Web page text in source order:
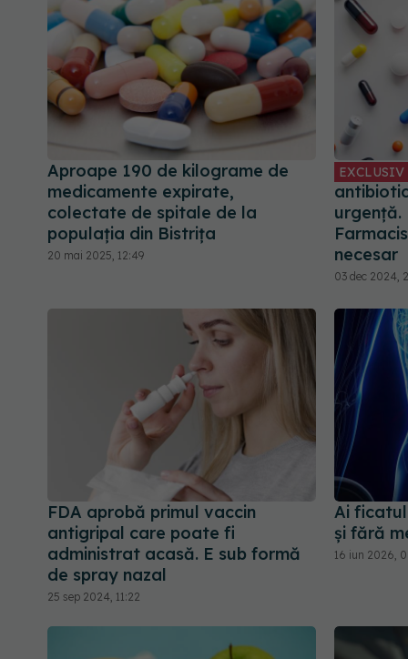
Aproape 190 de kilograme de
medicamente expirate,
colectate de spitale de la
populaţia din Bistrița
20 mai 2025, 12:49
EXCLUSIV
urgență.
necesar
03 dec 2024,
FDA aprobă primul vaccin
antigripal care poate fi
administrat acasă. E sub formă
de spray nazal
25 sep 2024, 11:22
Ai
și fără
16 iun 2026,